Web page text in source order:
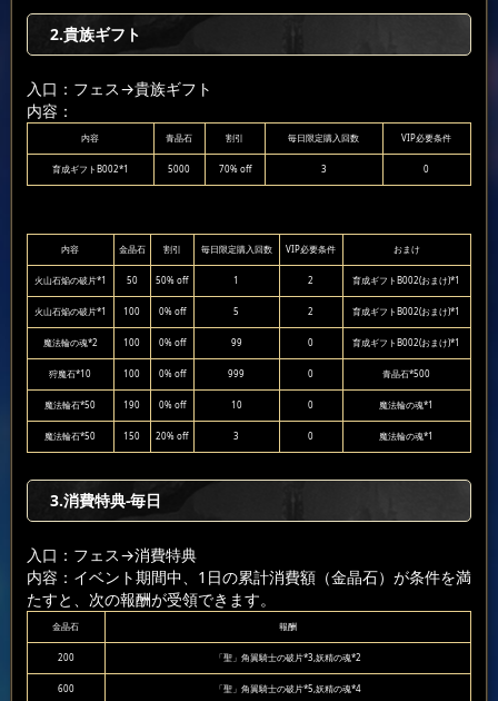
2.貴族ギフト
入口：フェス→貴族ギフト
内容：
内容 青晶石 割引 毎日限定購入回数 VIP必要条件
育成ギフトB002*1 5000 70% off 3 0
内容 金晶石 割引 毎日限定購入回数 VIP必要条件 おまけ
火山石焔の破片*1 50 50% off 1 2 育成ギフトB002(おまけ)*1
火山石焔の破片*1 100 0% off 5 2 育成ギフトB002(おまけ)*1
魔法輪の魂*2 100 0% off 99 0 育成ギフトB002(おまけ)*1
狩魔石*10 100 0% off 999 0 青晶石*500
魔法輪石*50 190 0% off 10 0 魔法輪の魂*1
魔法輪石*50 150 20% off 3 0 魔法輪の魂*1
3.消費特典-毎日
入口：フェス→消費特典
内容：イベント期間中、1日の累計消費額（金晶石）が条件を満
たすと、次の報酬が受領できます。
金晶石 報酬
200 「聖」角翼騎士の破片*3,妖精の魂*2
600 「聖」角翼騎士の破片*5,妖精の魂*4